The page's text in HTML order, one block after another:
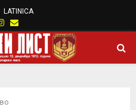
LATINICA
Instagram
Email